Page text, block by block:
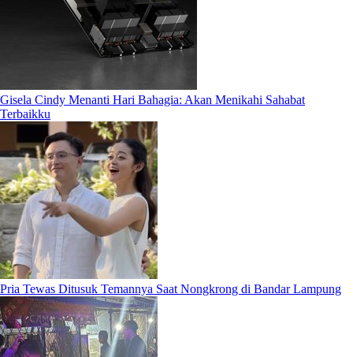
Gisela Cindy Menanti Hari Bahagia: Akan Menikahi Sahabat
Terbaikku
Pria Tewas Ditusuk Temannya Saat Nongkrong di Bandar Lampung